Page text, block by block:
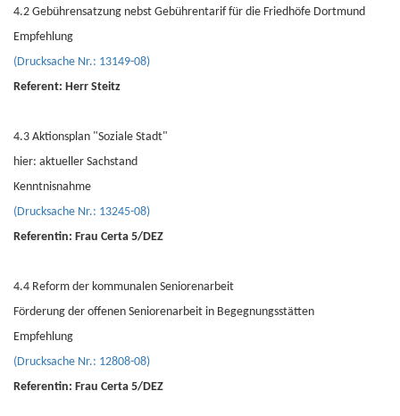
4.2 Gebührensatzung nebst Gebührentarif für die Friedhöfe Dortmund
Empfehlung
(Drucksache Nr.: 13149-08)
Referent: Herr Steitz
4.3 Aktionsplan "Soziale Stadt"
hier: aktueller Sachstand
Kenntnisnahme
(Drucksache Nr.: 13245-08)
Referentin: Frau Certa 5/DEZ
4.4 Reform der kommunalen Seniorenarbeit
Förderung der offenen Seniorenarbeit in Begegnungsstätten
Empfehlung
(Drucksache Nr.: 12808-08)
Referentin: Frau Certa 5/DEZ